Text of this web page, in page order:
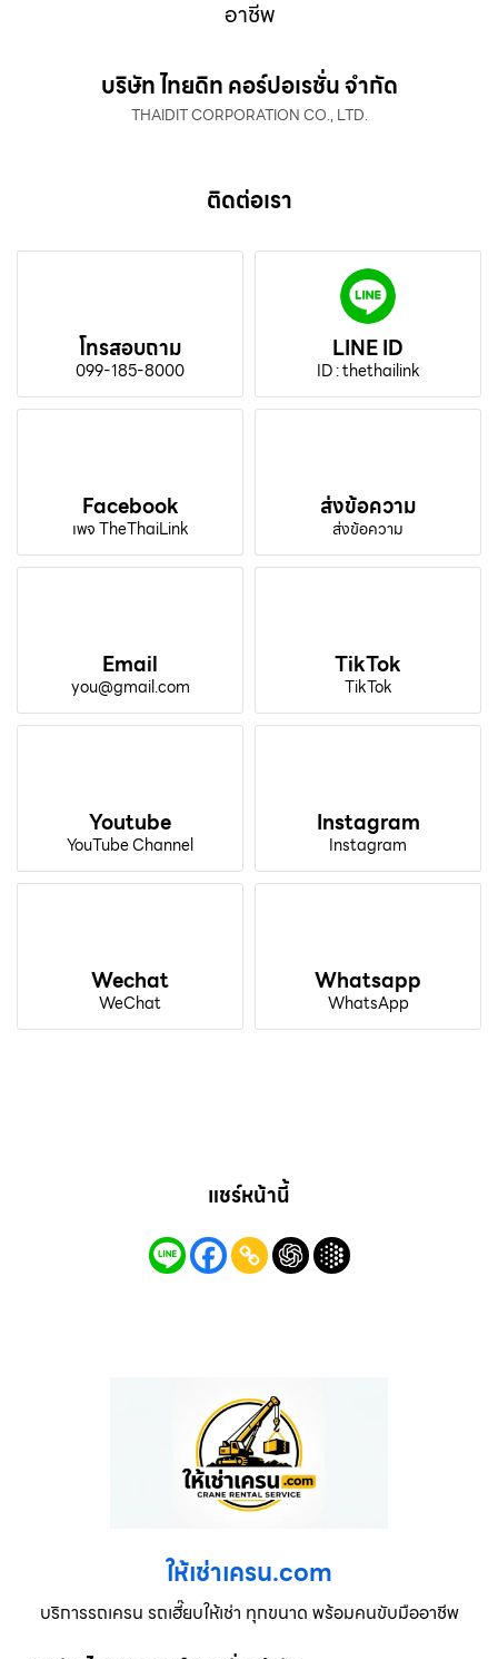
อาชีพ
บริษัท ไทยดิท คอร์ปอเรชั่น จำกัด
THAIDIT CORPORATION CO., LTD.
ติดต่อเรา
โทรสอบถาม
099-185-8000
LINE ID
ID : thethailink
Facebook
เพจ TheThaiLink
ส่งข้อความ
ส่งข้อความ
Email
you@gmail.com
TikTok
TikTok
Youtube
YouTube Channel
Instagram
Instagram
Wechat
WeChat
Whatsapp
WhatsApp
แชร์หน้านี้
ให้เช่าเครน.com
บริการรถเครน รถเฮี๊ยบให้เช่า ทุกขนาด พร้อมคนขับมืออาชีพ